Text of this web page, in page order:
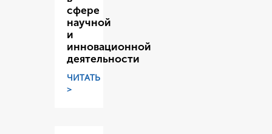
сфере
научной
и
инновационной
деятельности
ЧИТАТЬ
>